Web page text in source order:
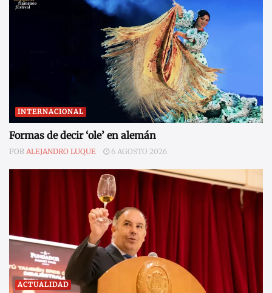
INTERNACIONAL
Formas de decir ‘ole’ en alemán
POR ALEJANDRO LUQUE 6 AGOSTO 2026
ACTUALIDAD